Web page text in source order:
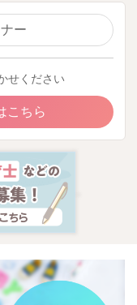
ー
せください
こちら